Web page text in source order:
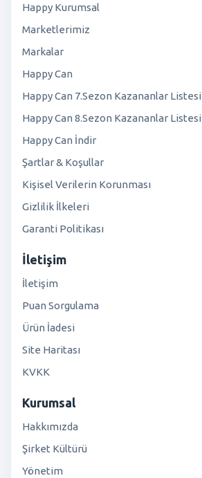
Happy Kurumsal
Marketlerimiz
Markalar
Happy Can
Happy Can 7.Sezon Kazananlar Listesi
Happy Can 8.Sezon Kazananlar Listesi
Happy Can İndir
Şartlar & Koşullar
Kişisel Verilerin Korunması
Gizlilik İlkeleri
Garanti Politikası
İletişim
İletişim
Puan Sorgulama
Ürün İadesi
Site Haritası
KVKK
Kurumsal
Hakkımızda
Şirket Kültürü
Yönetim